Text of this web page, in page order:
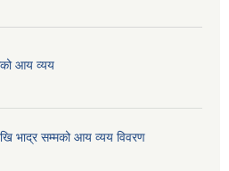
आय व्यय
भाद्र सम्मको आय व्यय विवरण